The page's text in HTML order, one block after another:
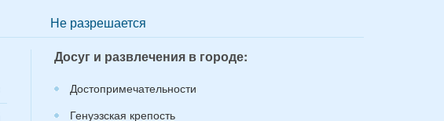
Не разрешается
Досуг и развлечения в городе:
Достопримечательности
Генуэзская крепость